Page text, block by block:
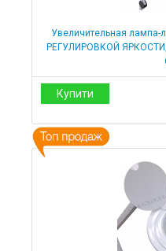
Увеличительная лампа-
РЕГУЛИРОВКОЙ
Купити